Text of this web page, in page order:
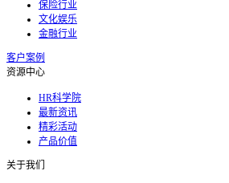
保险行业
文化娱乐
金融行业
客户案例
资源中心
HR科学院
最新资讯
精彩活动
产品价值
关于我们